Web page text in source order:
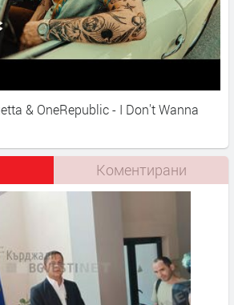
& OneRepublic - I Don't Wanna
Коментирани